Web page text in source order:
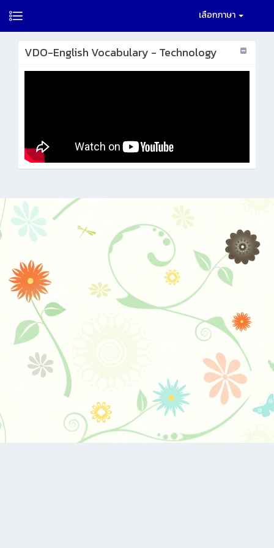
เลือกภาษา
VDO-English Vocabulary - Technology